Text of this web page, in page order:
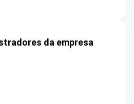
da empresa